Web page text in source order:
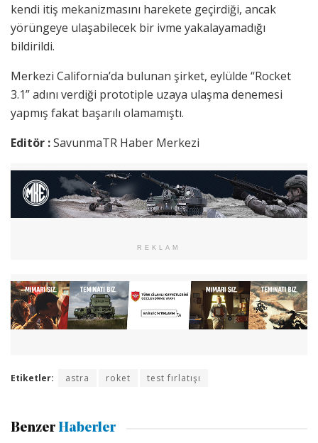
kendi itiş mekanizmasını harekete geçirdiği, ancak
yörüngeye ulaşabilecek bir ivme yakalayamadığı
bildirildi.
Merkezi California’da bulunan şirket, eylülde “Rocket
3.1” adını verdiği prototiple uzaya ulaşma denemesi
yapmış fakat başarılı olamamıştı.
Editör :SavunmaTR Haber Merkezi
REKLAM
Etiketler: astra roket test fırlatışı
Benzer Haberler